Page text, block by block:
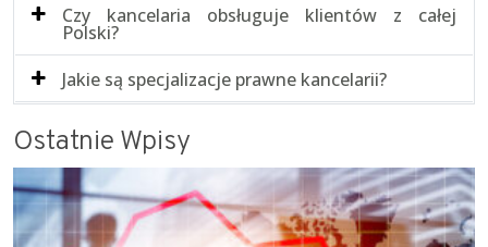
Czy kancelaria obsługuje klientów z całej
Polski?
Jakie są specjalizacje prawne kancelarii?
Ostatnie Wpisy